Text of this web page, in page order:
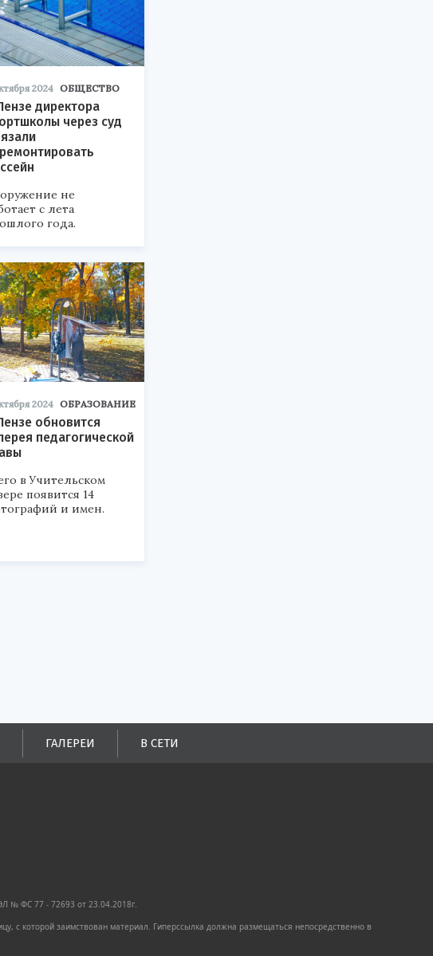
2024 ОБЩЕСТВО
директора
через суд
не
с лета
года.
2024 ОБРАЗОВАНИЕ
обновится
педагогической
в Учительском
появится 14
и имен.
ГАЛЕРЕИ В СЕТИ
№ ФС 77 - 72693 от 23.04.2018г.
с которой заимствован материал. Гиперссылка должна размещаться непосредственно в